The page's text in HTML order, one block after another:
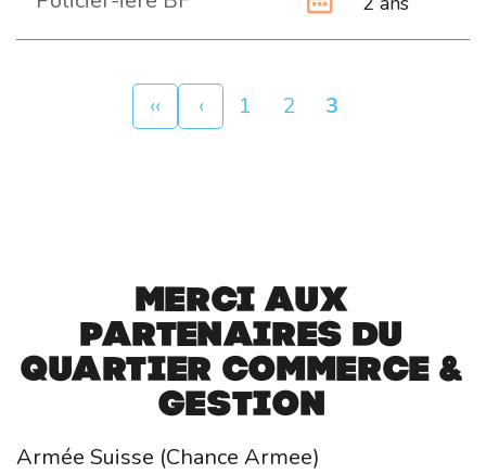
Pagination Première
‹‹
Page
‹ Page
1 Page
2
Page
3
Merci aux
partenaires du
Quartier Commerce &
gestion
Armée Suisse (Chance Armee)